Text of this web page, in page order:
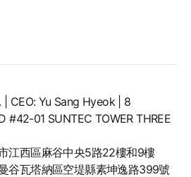
| CEO: Yu Sang Hyeok | 8
#42-01 SUNTEC TOWER THREE
江西區麻谷中央5路22樓和9樓
谷瓦塔納區空堤縣素坤逸路399號